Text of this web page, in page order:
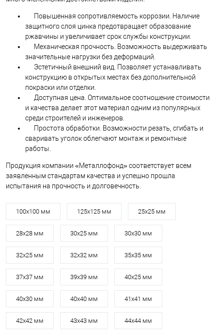
Повышенная сопротивляемость коррозии. Наличие
защитного слоя цинка предотвращает образование
ржавчины и увеличивает срок службы конструкции.
Механическая прочность. Возможность выдерживать
значительные нагрузки без деформаций.
Эстетичный внешний вид. Позволяет устанавливать
конструкцию в открытых местах без дополнительной
покраски или отделки.
Доступная цена. Оптимальное соотношение стоимости
и качества делает этот материал одним из популярных
среди строителей и инженеров.
Простота обработки. Возможности резать, сгибать и
сваривать уголок облегчают монтаж и ремонтные
работы.
Продукция компании «Металлофонд» соответствует всем
заявленным стандартам качества и успешно прошла
испытания на прочность и долговечность.
100х100 мм 125х125 мм 25х25 мм
28х28 мм 30х25 мм 30х30 мм
32х25 мм 32х32 мм 35х35 мм
37х37 мм 39х39 мм 40х25 мм
40х30 мм 40х40 мм 41х41 мм
42х42 мм 43х43 мм 44х44 мм